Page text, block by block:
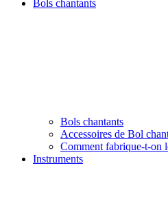
Bols chantants
Bols chantants
Accessoires de Bol
Comment fabrique-t-on
Instruments